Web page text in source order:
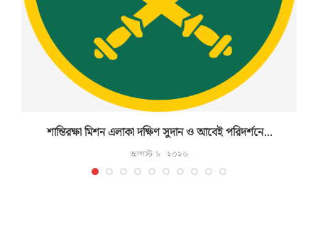
শান্তিরক্ষা মিশন এলাকা দক্ষিণ সুদান ও আবেই পরিদর্শনে...
আগস্ট ৮, ২০২৬